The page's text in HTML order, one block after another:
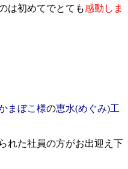
は初めてでとても感動しま
まぼこ様の恵水(めぐみ)工
れた社員の方がお出迎え下